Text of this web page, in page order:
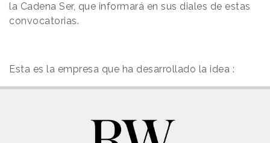
la Cadena Ser, que informará en sus diales de estas
convocatorias.
Esta es la empresa que ha desarrollado la idea :